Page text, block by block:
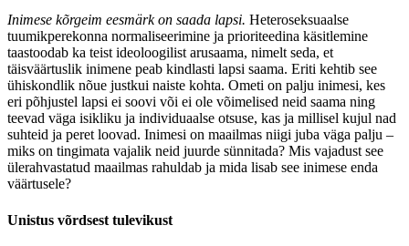
Inimese kõrgeim eesmärk on saada lapsi. Heteroseksuaalse
tuumikperekonna normaliseerimine ja prioriteedina käsitlemine
taastoodab ka teist ideoloogilist arusaama, nimelt seda, et
täisväärtuslik inimene peab kindlasti lapsi saama. Eriti kehtib see
ühiskondlik nõue justkui naiste kohta. Ometi on palju inimesi, kes
eri põhjustel lapsi ei soovi või ei ole võimelised neid saama ning
teevad väga isikliku ja individuaalse otsuse, kas ja millisel kujul nad
suhteid ja peret loovad. Inimesi on maailmas niigi juba väga palju –
miks on tingimata vajalik neid juurde sünnitada? Mis vajadust see
ülerahvastatud maailmas rahuldab ja mida lisab see inimese enda
väärtusele?
Unistus võrdsest tulevikust